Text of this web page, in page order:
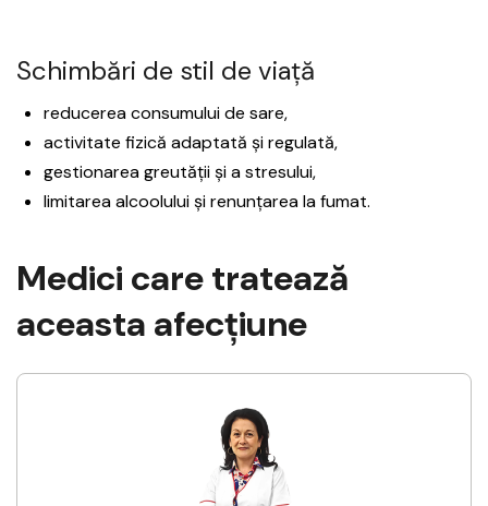
Schimbări de stil de viață
reducerea consumului de sare,
activitate fizică adaptată și regulată,
gestionarea greutății și a stresului,
limitarea alcoolului și renunțarea la fumat.
Medici care tratează
aceasta afecţiune